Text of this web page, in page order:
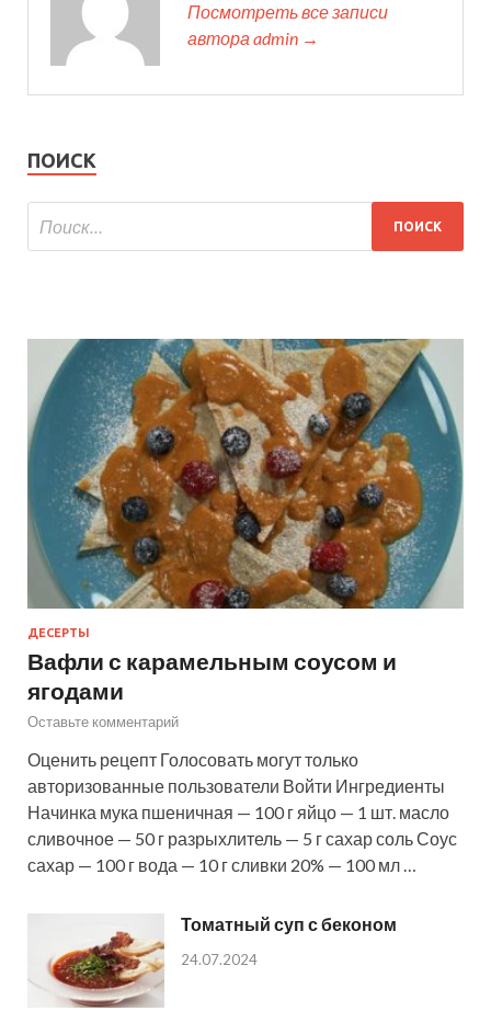
Посмотреть все записи
автора admin →
ПОИСК
ДЕСЕРТЫ
Вафли с карамельным соусом и
ягодами
Оставьте комментарий
Оценить рецепт Голосовать могут только
авторизованные пользователи Войти Ингредиенты
Начинка мука пшеничная — 100 г яйцо — 1 шт. масло
сливочное — 50 г разрыхлитель — 5 г сахар соль Соус
сахар — 100 г вода — 10 г сливки 20% — 100 мл …
Томатный суп с беконом
24.07.2024